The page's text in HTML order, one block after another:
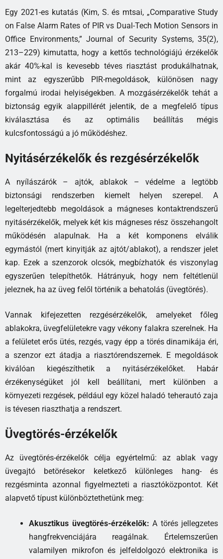
Egy 2021-es kutatás (Kim, S. és mtsai, „Comparative Study
on False Alarm Rates of PIR vs Dual-Tech Motion Sensors in
Office Environments,” Journal of Security Systems, 35(2),
213–229) kimutatta, hogy a kettős technológiájú érzékelők
akár 40%-kal is kevesebb téves riasztást produkálhatnak,
mint az egyszerűbb PIR-megoldások, különösen nagy
forgalmú irodai helyiségekben. A mozgásérzékelők tehát a
biztonság egyik alappillérét jelentik, de a megfelelő típus
kiválasztása és az optimális beállítás mégis
kulcsfontosságú a jó működéshez.
Nyitásérzékelők és rezgésérzékelők
A nyílászárók – ajtók, ablakok – védelme a legtöbb
biztonsági rendszerben kiemelt helyen szerepel. A
legelterjedtebb megoldások a mágneses kontaktrendszerű
nyitásérzékelők, melyek két kis mágneses rész összehangolt
működésén alapulnak. Ha a két komponens elválik
egymástól (mert kinyitják az ajtót/ablakot), a rendszer jelet
kap. Ezek a szenzorok olcsók, megbízhatók és viszonylag
egyszerűen telepíthetők. Hátrányuk, hogy nem feltétlenül
jeleznek, ha az üveg felől történik a behatolás (üvegtörés).
Vannak kifejezetten rezgésérzékelők, amelyeket főleg
ablakokra, üvegfelületekre vagy vékony falakra szerelnek. Ha
a felületet erős ütés, rezgés, vagy épp a törés dinamikája éri,
a szenzor ezt átadja a riasztórendszernek. E megoldások
kiválóan kiegészíthetik a nyitásérzékelőket. Habár
érzékenységüket jól kell beállítani, mert különben a
környezeti rezgések, például egy közel haladó teherautó zaja
is tévesen riaszthatja a rendszert.
Üvegtörés-érzékelők
Az üvegtörés-érzékelők célja egyértelmű: az ablak vagy
üvegajtó betörésekor keletkező különleges hang- és
rezgésminta azonnal figyelmezteti a riasztóközpontot. Két
alapvető típust különböztethetünk meg:
Akusztikus üvegtörés-érzékelők: A törés jellegzetes
hangfrekvenciájára reagálnak. Értelemszerűen
valamilyen mikrofon és jelfeldolgozó elektronika is